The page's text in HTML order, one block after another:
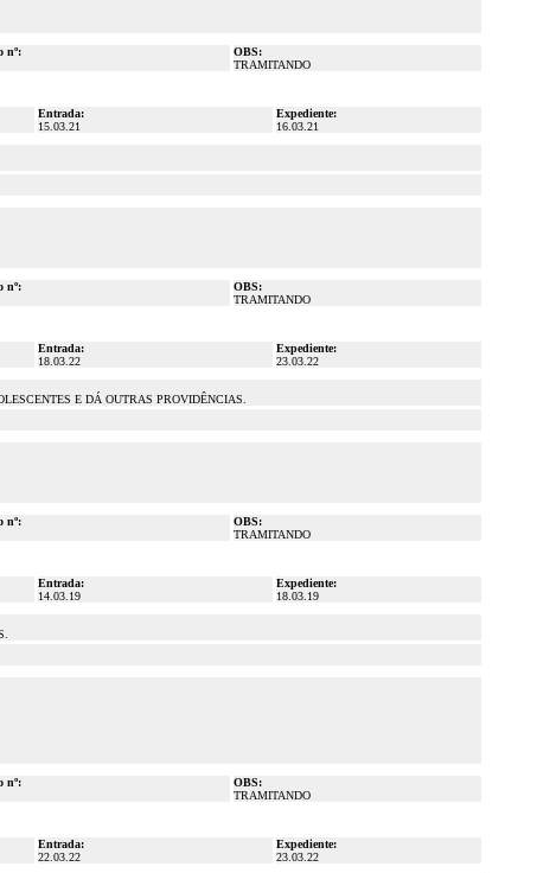
nº:
OBS:
TRAMITANDO
Entrada:
15.03.21
Expediente:
16.03.21
nº:
OBS:
TRAMITANDO
Entrada:
18.03.22
Expediente:
23.03.22
E DÁ OUTRAS PROVIDÊNCIAS.
nº:
OBS:
TRAMITANDO
Entrada:
14.03.19
Expediente:
18.03.19
nº:
OBS:
TRAMITANDO
Entrada:
22.03.22
Expediente:
23.03.22